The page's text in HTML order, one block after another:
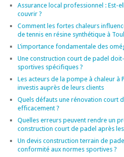
Assurance local professionnel : Est-
couvrir ?
Comment les fortes chaleurs
de tennis en résine synthétique à
L’importance fondamentale des
Une construction court de padel
sportives spécifiques ?
Les acteurs de la pompe à chaleur à
investis auprès de leurs clients
Quels défauts une rénovation court
efficacement ?
Quelles erreurs peuvent rendre un
construction court de padel après
Un devis construction terrain de
conformité aux normes sportives ?